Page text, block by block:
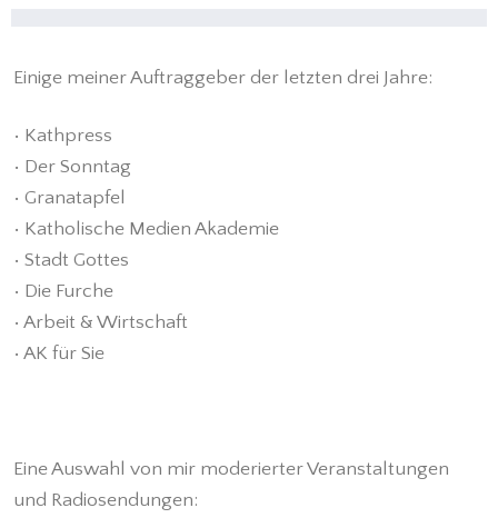
Einige meiner Auftraggeber der letzten drei Jahre:
• Kathpress
• Der Sonntag
• Granatapfel
• Katholische Medien Akademie
• Stadt Gottes
• Die Furche
• Arbeit & Wirtschaft
• AK für Sie
Eine Auswahl von mir moderierter Veranstaltungen
und Radiosendungen: